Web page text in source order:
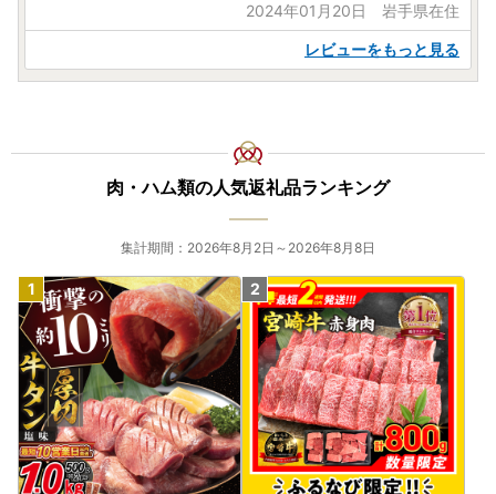
2024年01月20日 岩手県在住
レビューをもっと見る
肉・ハム類の人気返礼品ランキング
集計期間：2026年8月2日～2026年8月8日